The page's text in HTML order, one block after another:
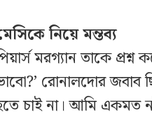
নিয়ে মন্তব্য
মরগ্যান তাকে
রোনালদোর জবাব
চাই না। আমি একমত